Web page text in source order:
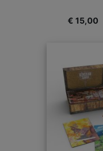
€ 15,00